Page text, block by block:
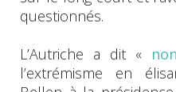
questionnés.
L’Autriche a dit « non
l’extrémisme en